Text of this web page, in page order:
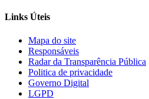
Links Úteis
Mapa do site
Responsáveis
Radar da Transparência Pública
Politica de privacidade
Governo Digital
LGPD